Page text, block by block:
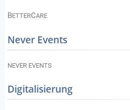
BETTERCARE
Never Events
NEVER EVENTS
Digitalisierung